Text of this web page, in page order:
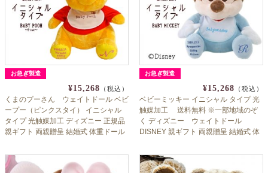
お急ぎ製造
¥15,268 （税込）
くまのプーさん ウェイトドール ベビ
ープー（ピンクスタイ） イニシャル
タイプ 光触媒加工 ディズニー 正規品
親ギフト 両親贈呈 結婚式 体重ドール
お急ぎ製造
¥15,268 （税込）
ベビーミッキー イニシャル タイプ 光
触媒加工 送料無料 ※一部地域のぞ
く ディズニー ウェイトドール
DISNEY 親ギフト 両親贈呈 結婚式 体